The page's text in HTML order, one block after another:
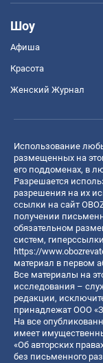
Шоу
Афиша
Красота
Женский Журнал
Использование
размещенных на
его поддоменах, в
Разрешается
разрешения на их
ссылки на сайт
получении
обязательном
систем,
https://
материал в первом
Все материалы на
исследования –
редакции,
принадлежат ООО
На все
имеет
«Об авторских
без письменного